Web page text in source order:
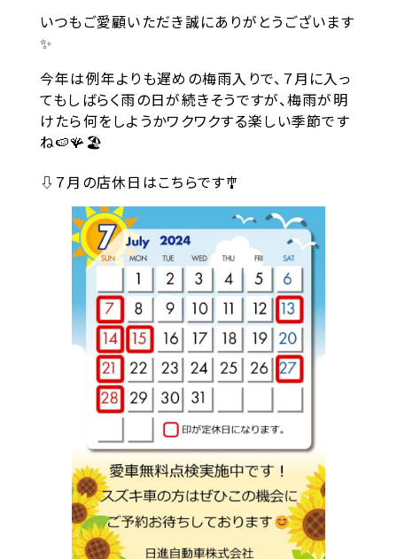
いつもご愛顧いただき誠にありがとうございます
✨
今年は例年よりも遅めの梅雨入りで、７月に入っ
てもしばらく雨の日が続きそうですが、梅雨が明
けたら何をしようかワクワクする楽しい季節です
ね🍉🪸🏖️
⇩７月の店休日はこちらです🎐